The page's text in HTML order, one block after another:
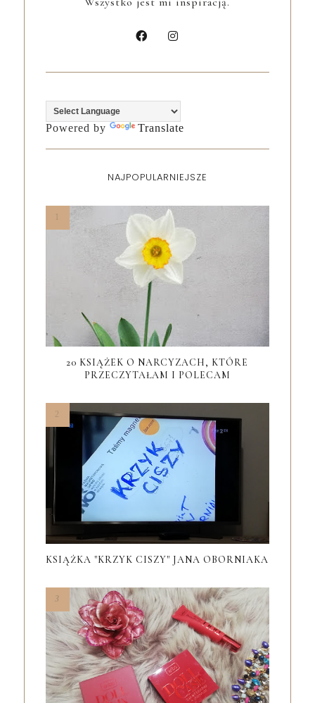
Powered by Translate
NAJPOPULARNIEJSZE
20 KSIĄŻEK O NARCYZACH, KTÓRE
PRZECZYTAŁAM I POLECAM
KSIĄŻKA "KRZYK CISZY" JANA OBORNIAKA